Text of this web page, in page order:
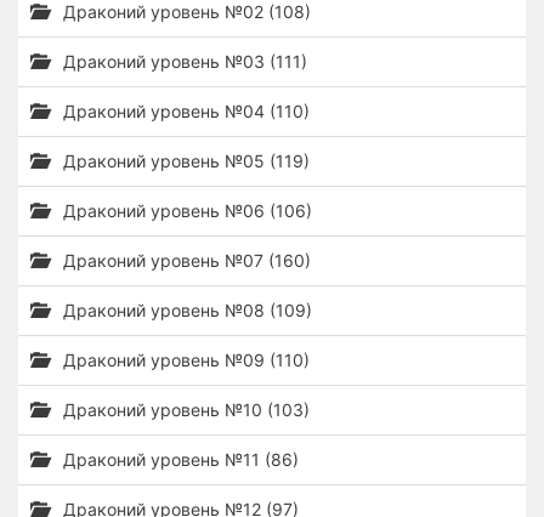
Драконий уровень №02 (108)
Драконий уровень №03 (111)
Драконий уровень №04 (110)
Драконий уровень №05 (119)
Драконий уровень №06 (106)
Драконий уровень №07 (160)
Драконий уровень №08 (109)
Драконий уровень №09 (110)
Драконий уровень №10 (103)
Драконий уровень №11 (86)
Драконий уровень №12 (97)